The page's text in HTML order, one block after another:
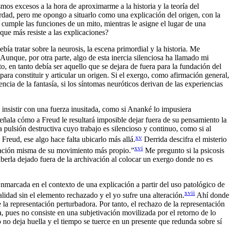
excesos a la hora de aproximarme a la historia y la teoría del
pero me opongo a situarlo como una explicación del origen, con la
las funciones de un mito, mientras le asigne el lugar de una
más resiste a las explicaciones?
tratar sobre la neurosis, la escena primordial y la historia. Me
por otra parte, algo de esta inercia silenciosa ha llamado mi
en tanto debía ser aquello que se dejara de fuera para la fundación del
constituir y articular un origen. Si el exergo, como afirmación general,
de la fantasía, si los síntomas neuróticos derivan de las experiencias
con una fuerza inusitada, como si Ananké lo impusiera
cómo a Freud le resultará imposible dejar fuera de su pensamiento la
destructiva cuyo trabajo es silencioso y continuo, como si al
ese algo hace falta ubicarlo más allá.xv Derrida descifra el misterio
misma de su movimiento más propio.”xvi Me pregunto si la psicosis
dejado fuera de la archivación al colocar un exergo donde no es
en el contexto de una explicación a partir del uso patológico de
sin el elemento rechazado y el yo sufre una alteración.xvii Ahí donde
representación perturbadora. Por tanto, el rechazo de la representación
no consiste en una subjetivación movilizada por el retorno de lo
deja huella y el tiempo se tuerce en un presente que redunda sobre sí